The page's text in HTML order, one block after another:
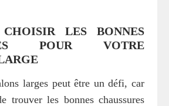
LES BONNES
POUR VOTRE
larges peut être un défi, car
trouver les bonnes chaussures